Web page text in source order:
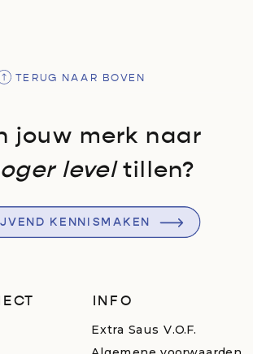
TERUG NAAR BOVEN
INFO
Extra Saus V.O.F.
jouw merk naar
leveltillen?
KENNISMAKEN